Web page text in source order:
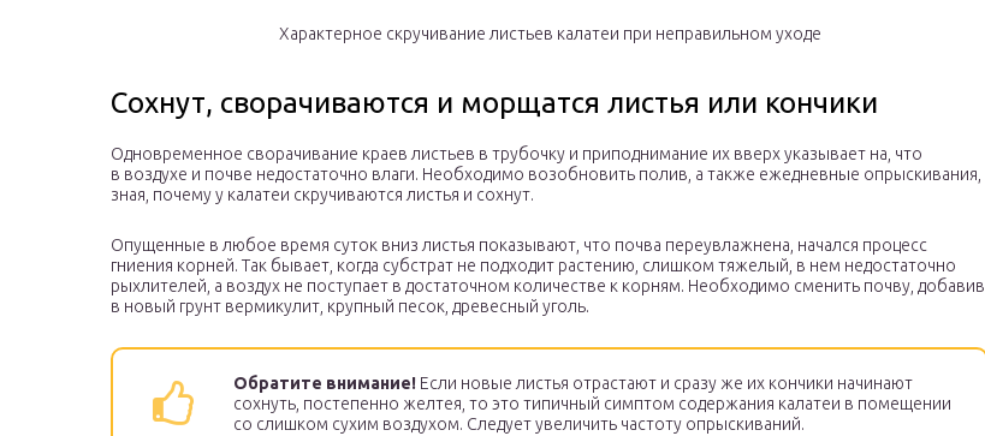
Характерное скручивание листьев калатеи при неправильном уходе
Сохнут, сворачиваются и морщатся листья или кончики
Одновременное сворачивание краев листьев в трубочку и приподнимание их вверх указывает на, что
в воздухе и почве недостаточно влаги. Необходимо возобновить полив, а также ежедневные опрыскивания,
зная, почему у калатеи скручиваются листья и сохнут.
Опущенные в любое время суток вниз листья показывают, что почва переувлажнена, начался процесс
гниения корней. Так бывает, когда субстрат не подходит растению, слишком тяжелый, в нем недостаточно
рыхлителей, а воздух не поступает в достаточном количестве к корням. Необходимо сменить почву, добавив
в новый грунт вермикулит, крупный песок, древесный уголь.
Обратите внимание! Если новые листья отрастают и сразу же их кончики начинают
сохнуть, постепенно желтея, то это типичный симптом содержания калатеи в помещении
со слишком сухим воздухом. Следует увеличить частоту опрыскиваний.